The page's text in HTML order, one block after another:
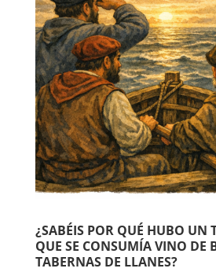
¿SABÉIS POR QUÉ HUBO UN
QUE SE CONSUMÍA VINO DE
TABERNAS DE LLANES?